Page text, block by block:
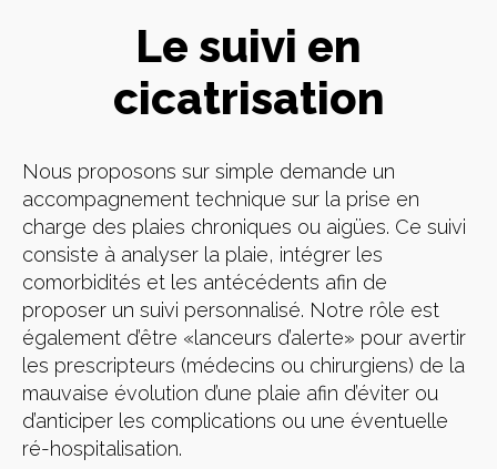
Le suivi en
cicatrisation
Nous proposons sur simple demande un
accompagnement technique sur la prise en
charge des plaies chroniques ou aigües. Ce suivi
consiste à analyser la plaie, intégrer les
comorbidités et les antécédents afin de
proposer un suivi personnalisé. Notre rôle est
également d’être «lanceurs d’alerte» pour avertir
les prescripteurs (médecins ou chirurgiens) de la
mauvaise évolution d’une plaie afin d’éviter ou
d’anticiper les complications ou une éventuelle
ré-hospitalisation.